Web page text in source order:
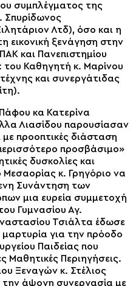
συμπλέγματος της
Σπυρίδωνος
Λτδ), όσο και η
εικονική ξενάγηση στην
και Πανεπιστημίου
του Καθηγητή κ. Μαρίνου
τέχνης και συνεργάτιδας
κα Κατερίνα
Λιασίδου παρουσίασαν
προοπτικές διάσταση
προσβάσιμο»
δυσκολίες και
κ. Γρηγόριο να
Συνάντηση των
μια ευρεία συμμετοχή
Γυμνασίου Αγ.
Τσιάλτα έδωσε
μαρτυρία για την πρόοδο
Παιδείας που
Μαθητικές Περιηγήσεις.
Ξεναγών κ. Στέλιος
την άψογη συνεργασία με